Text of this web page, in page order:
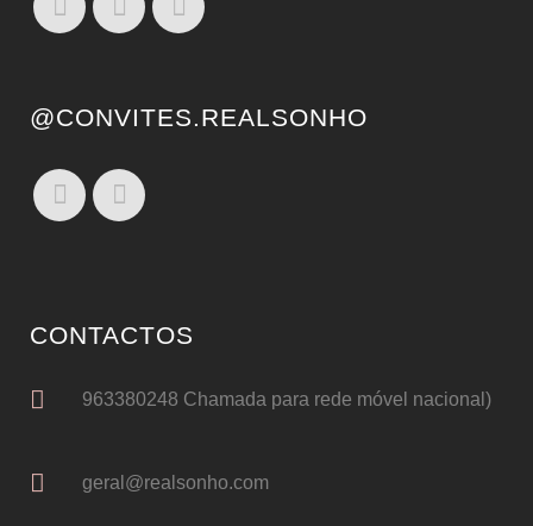
@CONVITES.REALSONHO
CONTACTOS
963380248 Chamada para rede móvel nacional)
geral@realsonho.com